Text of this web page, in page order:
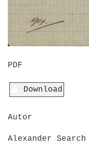
PDF
Download
Autor
Alexander Search